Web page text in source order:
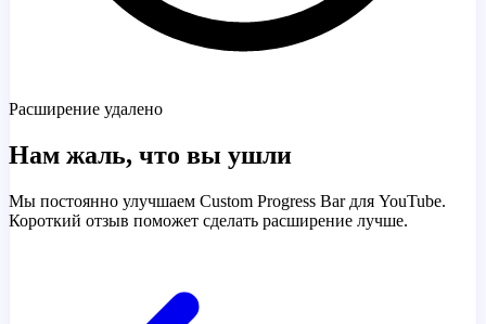
Расширение удалено
Нам жаль, что вы ушли
Мы постоянно улучшаем Custom Progress Bar для YouTube.
Короткий отзыв поможет сделать расширение лучше.